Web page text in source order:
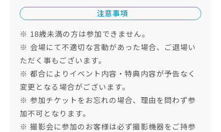
注意事項
※ 18歳未満の方は参加できません。
※ 会場にて不適切な言動があった場合、ご退場い
ただく事もございます。
※ 都合によりイベント内容・特典内容が予告なく
変更となる場合がございます。
※ 参加チケットをお忘れの場合、理由を問わず参
加不可となります。
※ 撮影会に参加のお客様は必ず撮影機器をご持参